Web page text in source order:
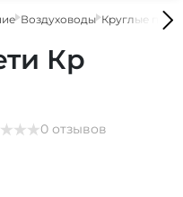
Воздуховоды Круглые
Кр
0 отзывов